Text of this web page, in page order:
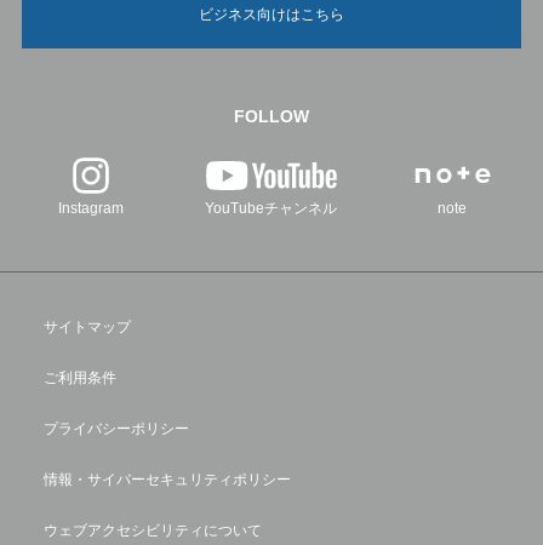
ビジネス向けはこちら
FOLLOW
Instagram YouTubeチャンネル note
サイトマップ
ご利用条件
プライバシーポリシー
情報・サイバーセキュリティポリシー
ウェブアクセシビリティについて